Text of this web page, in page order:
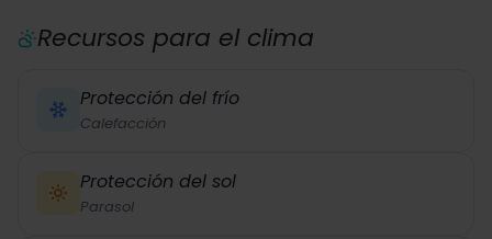
Recursos para el clima
Protección del frío
Calefacción
Protección del sol
Parasol